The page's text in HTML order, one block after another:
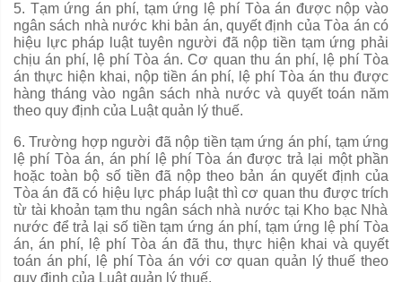
5. Tạm ứng án phí, tạm ứng lệ phí Tòa án được nộp vào
ngân sách nhà nước khi bản án, quyết định của Tòa án có
hiệu lực pháp luật tuyên người đã nộp tiền tạm ứng phải
chịu án phí, lệ phí Tòa án. Cơ quan thu án phí, lệ phí Tòa
án thực hiện khai, nộp tiền án phí, lệ phí Tòa án thu được
hàng tháng vào ngân sách nhà nước và quyết toán năm
theo quy định của Luật quản lý thuế.
6. Trường hợp người đã nộp tiền tạm ứng án phí, tạm ứng
lệ phí Tòa án, án phí lệ phí Tòa án được trả lại một phần
hoặc toàn bộ số tiền đã nộp theo bản án quyết định của
Tòa án đã có hiệu lực pháp luật thì cơ quan thu được trích
từ tài khoản tạm thu ngân sách nhà nước tại Kho bạc Nhà
nước đểtrả lại số tiền tạm ứng án phí, tạm ứng lệ phí Tòa
án, án phí, lệ phí Tòa án đã thu, thực hiện khai và quyết
toán án phí, lệ phí Tòa án với cơ quan quản lý thuế theo
quy định của Luật quản lý thuế.